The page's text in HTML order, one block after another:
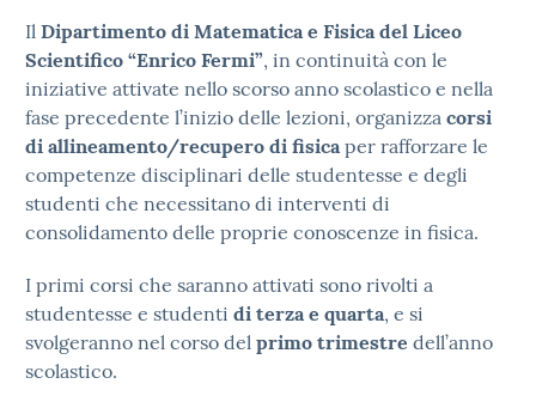
Il Dipartimento di Matematica e Fisica del Liceo
Scientifico “Enrico Fermi”, in continuità con le
iniziative attivate nello scorso anno scolastico e nella
fase precedente l’inizio delle lezioni, organizza corsi
di allineamento/recupero di fisicaper rafforzare le
competenze disciplinari delle studentesse e degli
studenti che necessitano di interventi di
consolidamento delle proprie conoscenze in fisica.
I primi corsi che saranno attivati sono rivolti a
studentesse e studenti di terza e quarta, e si
svolgeranno nel corso del primo trimestre dell’anno
scolastico.